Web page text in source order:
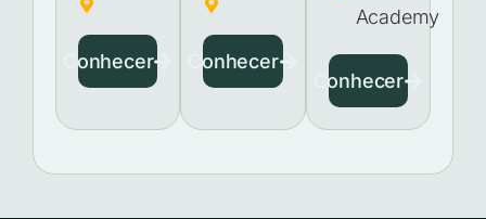
Conhecer Conhecer
Academy
Conhecer